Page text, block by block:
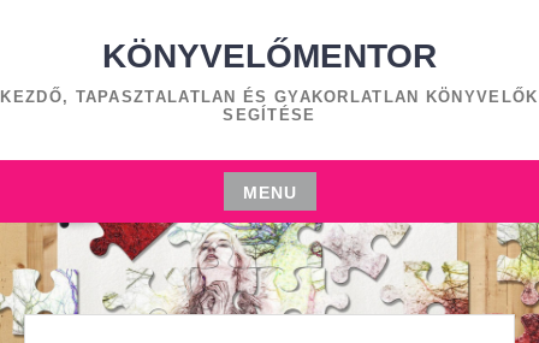
KÖNYVELŐMENTOR
KEZDŐ, TAPASZTALATLAN ÉS GYAKORLATLAN KÖNYVELŐK
SEGÍTÉSE
MENU
Skip
to
content